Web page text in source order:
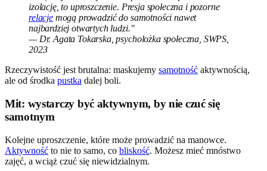
izolację, to uproszczenie. Presja społeczna i pozorne
relacjemogą prowadzić do samotności nawet
najbardziej otwartych ludzi."
— Dr. Agata Tokarska, psycholożka społeczna, SWPS,
2023
Rzeczywistość jest brutalna: maskujemy samotność aktywnością,
ale od środka pustka dalej boli.
Mit: wystarczy być aktywnym, by nie czuć się
samotnym
Kolejne uproszczenie, które może prowadzić na manowce.
Aktywność to nie to samo, co bliskość. Możesz mieć mnóstwo
zajęć, a wciąż czuć się niewidzialnym.